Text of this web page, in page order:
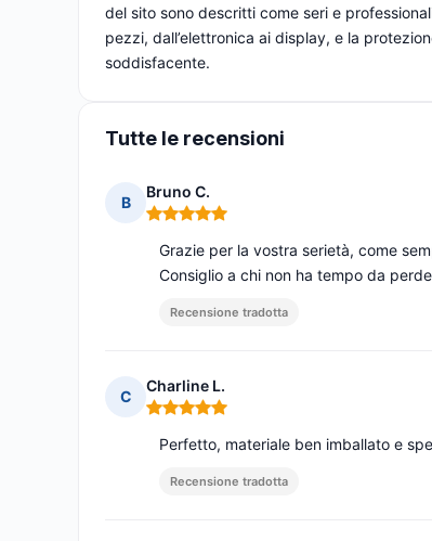
del sito sono descritti come seri e
pezzi, dall’elettronica ai display, e la
soddisfacente.
Tutte le recensioni
B
Bruno C.
Nota: 5 su 5
Grazie per la vostra serietà, come
Consiglio a chi non ha tempo da
Recensione tradotta
C
Charline L.
Nota: 5 su 5
Perfetto, materiale ben imballato e
Recensione tradotta